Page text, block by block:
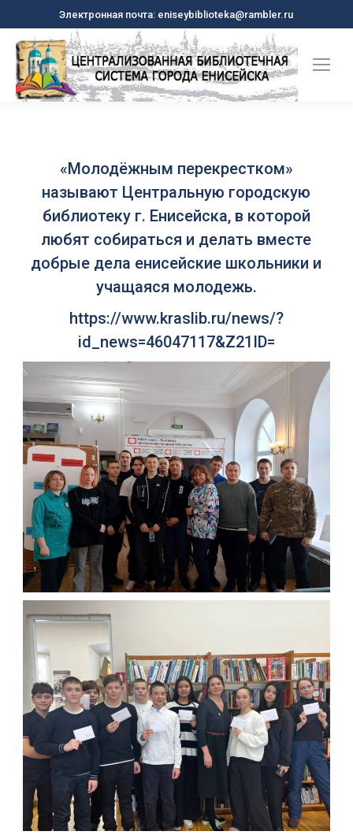
Электронная почта: eniseybiblioteka@rambler.ru
«Молодёжным перекрестком»
называют Центральную городскую
библиотеку г. Енисейска, в которой
любят собираться и делать вместе
добрые дела енисейские школьники и
учащаяся молодежь.
https://www.kraslib.ru/news/?
id_news=46047117&Z21ID=